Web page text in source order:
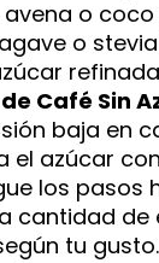
o coco
o
Café Sin
baja en
el azúcar
los pasos
cantidad de
tu gusto.